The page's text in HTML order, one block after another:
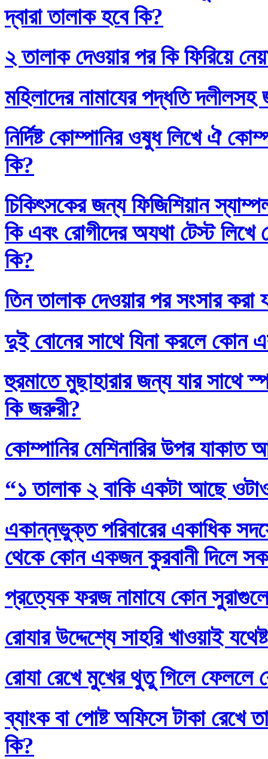
দ্বারা তালাক হবে কি?
২ তালাক দেওয়ার পর কি ফিরিয়ে
মহিলাদের নামাযের পদ্ধতি দলীলসহ
নির্দিষ্ট কোম্পানির ওষুধ লিখে ঐ
কি?
চিকিৎসকের জন্য ফিজিশিয়ান
কি এবং রোগীদের অযথা টেস্ট লিখে
কি?
তিন তালাক দেওয়ার পর সংসার করা
দুই বোনের সাথে যিনা করলে কোন
হুরমাতে মুছাহারার জন্য যার সাথে
কি জরুরী?
কোম্পানির মেশিনারির উপর যাকাত
“১ তালাক ২ বাকি একটা আছে
একান্নভুক্ত পরিবারের একাধিক
থেকে কোন একজন কুরবানী দিলে
প্রত্যেক ফরজ নামাযে কোন
রোযার উদ্দেশ্যে সাহরি খাওয়াই
রোযা রেখে মুখের থুতু গিলে ফেললে
ব্যাংক বা পোষ্ট অফিসে টাকা রেখে
কি?